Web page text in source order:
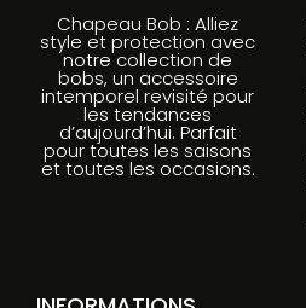
Chapeau Bob : Alliez
style et protection avec
notre collection de
bobs, un accessoire
intemporel revisité pour
les tendances
d’aujourd’hui. Parfait
pour toutes les saisons
et toutes les occasions.